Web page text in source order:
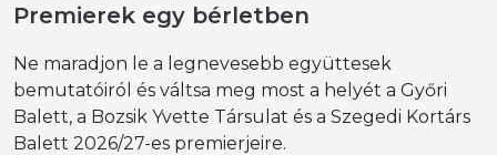
Premierek egy bérletben
Ne maradjon le a legnevesebb együttesek
bemutatóiról és váltsa meg most a helyét a Győri
Balett, a Bozsik Yvette Társulat és a Szegedi Kortárs
Balett 2026/27-es premierjeire.